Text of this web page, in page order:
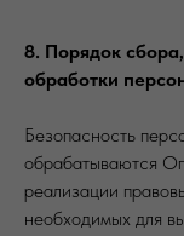
8. Порядок
обработки
Безопасность
обрабатываются
реализации
необходимых для